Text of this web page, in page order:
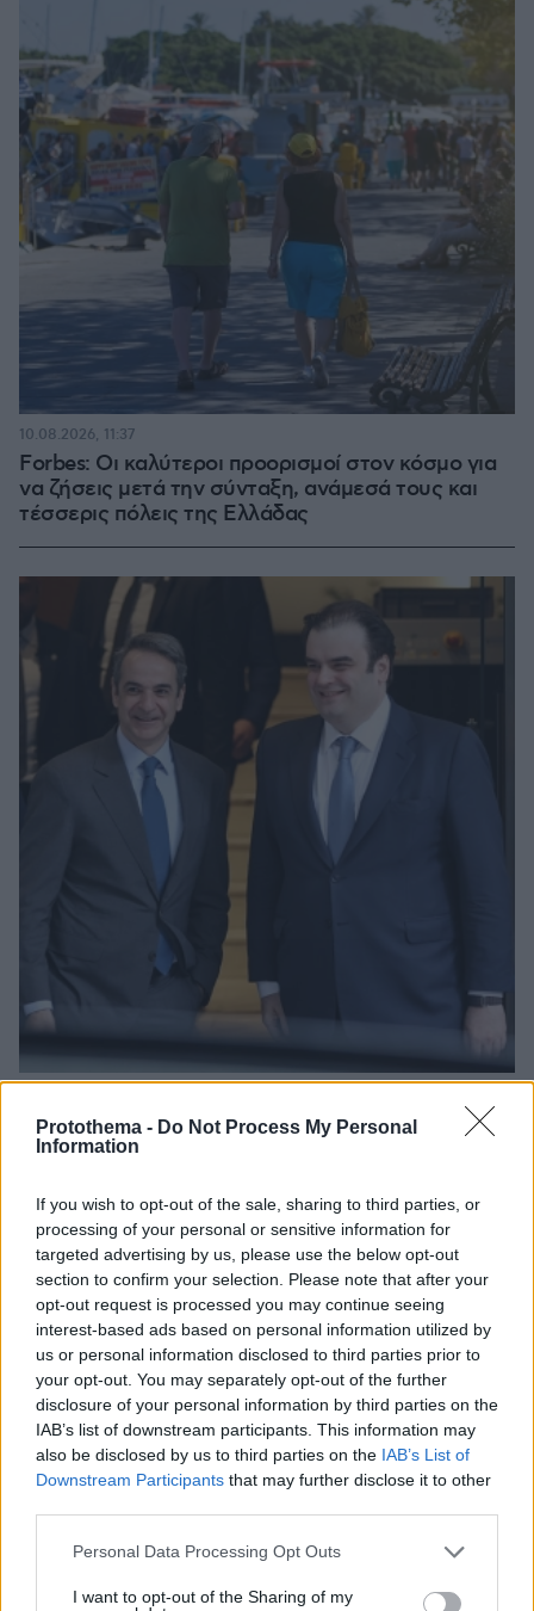
Protothema - Do Not Process My Personal
Information
If you wish to opt-out of the sale, sharing to third parties, or
processing of your personal or sensitive information for
targeted advertising by us, please use the below opt-out
section to confirm your selection. Please note that after your
opt-out request is processed you may continue seeing
interest-based ads based on personal information utilized by
us or personal information disclosed to third parties prior to
your opt-out. You may separately opt-out of the further
disclosure of your personal information by third parties on the
IAB’s list of downstream participants. This information may
also be disclosed by us to third parties on the IAB’s List of
Downstream Participants that may further disclose it to other
Please note that this website/app uses one or more Google
not limited to your visit or usage behaviour. You may click to
Personal Data Processing Opt Outs
I want to opt-out of the Sharing of my
Forbes: Οι καλύτεροι προορισμοί στον κόσμο για
να ζήσεις μετά την σύνταξη, ανάμεσά τους και
τέσσερις πόλεις της Ελλάδας
10.08.2026, 11:37
ΔΕΘ τετραετίας με μέτρα για όλους: Τι θα πει ο
Μητσοτάκης στη Θεσσαλονίκη για μισθούς,
Η 24χρονη αριστούχος της Ιατρικής
Αθηνών, που διάβασε τον Ιπποκρατικό
Όρκο, μιλά για τον «άριστο γιατρό»
10.08.2026, 08:09 66
Τη Υπερμάχω: Η νύχτα του Αυγούστου
πριν από 1.400 χρόνια, που γέννησε